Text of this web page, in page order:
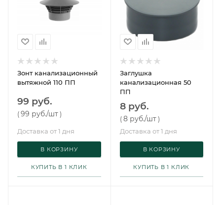
Зонт канализационный
вытяжной 110 ПП
99 руб.
(99 руб./шт)
Доставка от 1 дня
В КОРЗИНУ
КУПИТЬ В 1 КЛИК
Заглушка
канализационная 50
ПП
8 руб.
(8 руб./шт )
Доставка от 1 дня
В КОРЗИНУ
КУПИТЬ В 1 КЛИК